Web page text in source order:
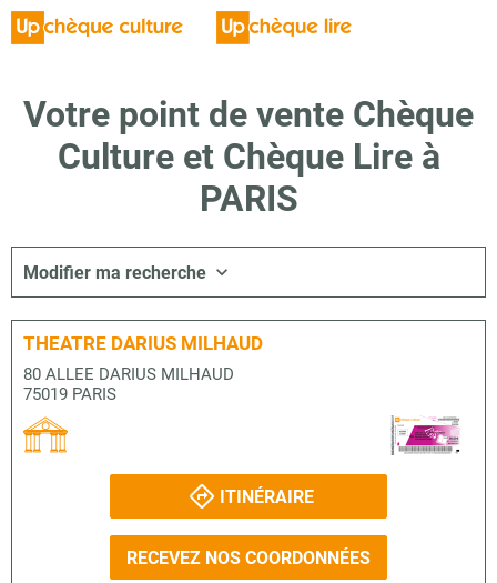
Votre point de vente Chèque
Culture et Chèque Lire à
PARIS
Modifier ma recherche
THEATRE DARIUS MILHAUD
80 ALLEE DARIUS MILHAUD
75019 PARIS
ITINÉRAIRE
RECEVEZ NOS COORDONNÉES